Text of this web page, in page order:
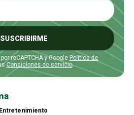
SUSCRIBIRME
reCAPTCHA y Google Política de
Condiciones de servicio.
Entretenimiento